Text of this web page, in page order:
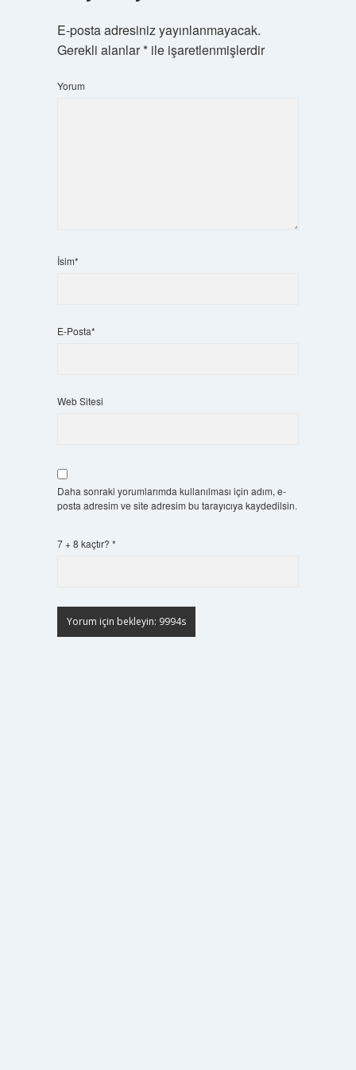
E-posta adresiniz yayınlanmayacak.
Gerekli alanlar*ile işaretlenmişlerdir
Yorum
İsim*
E-Posta*
Web Sitesi
Daha sonraki yorumlarımda kullanılması için adım, e-
posta adresim ve site adresim bu tarayıcıya kaydedilsin.
7 + 8 kaçtır? *